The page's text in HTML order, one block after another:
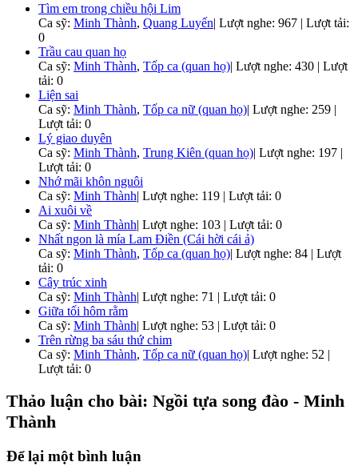
Tìm em trong chiều hội Lim
Ca sỹ: Minh Thành, Quang Luyến| Lượt nghe: 967 | Lượt tải:
0
Trầu cau quan họ
Ca sỹ: Minh Thành, Tốp ca (quan họ)| Lượt nghe: 430 | Lượt
tải: 0
Liện sai
Ca sỹ: Minh Thành, Tốp ca nữ (quan họ)| Lượt nghe: 259 |
Lượt tải: 0
Lý giao duyên
Ca sỹ: Minh Thành, Trung Kiên (quan họ)| Lượt nghe: 197 |
Lượt tải: 0
Nhớ mãi khôn nguôi
Ca sỹ: Minh Thành| Lượt nghe: 119 | Lượt tải: 0
Ai xuôi về
Ca sỹ: Minh Thành| Lượt nghe: 103 | Lượt tải: 0
Nhất ngon là mía Lam Điền (Cái hời cái ả)
Ca sỹ: Minh Thành, Tốp ca (quan họ)| Lượt nghe: 84 | Lượt
tải: 0
Cây trúc xinh
Ca sỹ: Minh Thành| Lượt nghe: 71 | Lượt tải: 0
Giữa tối hôm rằm
Ca sỹ: Minh Thành| Lượt nghe: 53 | Lượt tải: 0
Trên rừng ba sáu thứ chim
Ca sỹ: Minh Thành, Tốp ca nữ (quan họ)| Lượt nghe: 52 |
Lượt tải: 0
Thảo luận cho bài: Ngồi tựa song đào - Minh
Thành
Để lại một bình luận